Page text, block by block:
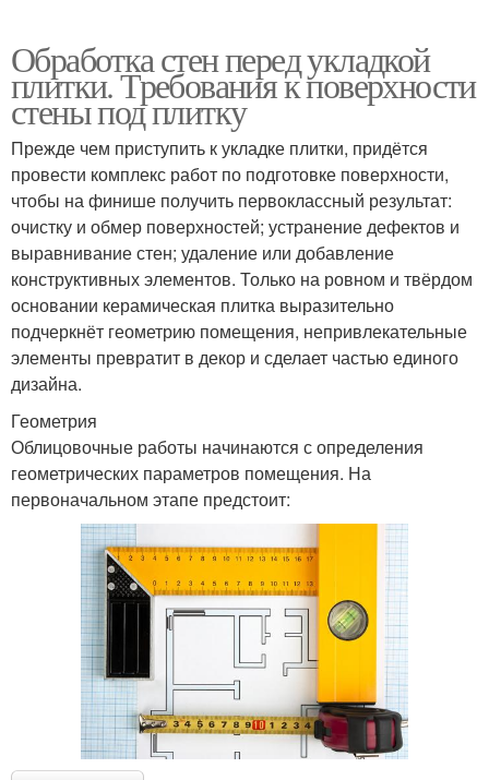
Обработка стен перед укладкой
плитки. Требования к поверхности
стены под плитку
Прежде чем приступить к укладке плитки, придётся
провести комплекс работ по подготовке поверхности,
чтобы на финише получить первоклассный результат:
очистку и обмер поверхностей; устранение дефектов и
выравнивание стен; удаление или добавление
конструктивных элементов. Только на ровном и твёрдом
основании керамическая плитка выразительно
подчеркнёт геометрию помещения, непривлекательные
элементы превратит в декор и сделает частью единого
дизайна.
Геометрия
Облицовочные работы начинаются с определения
геометрических параметров помещения. На
первоначальном этапе предстоит: